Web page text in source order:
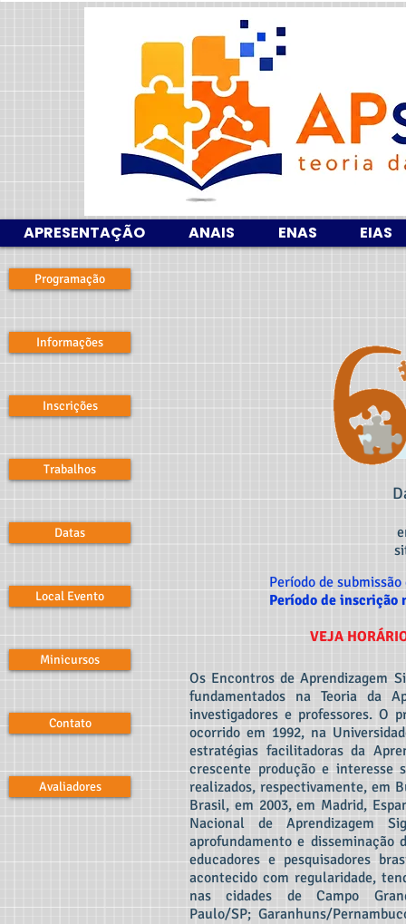
APRESENTAÇÃO ANAIS ENAS EIAS
Programação
Informações
Inscrições
Trabalhos
Datas
Local Evento
Minicursos
Contato
Avaliadores
Período de
Período de inscrição
VEJA
Os Encontros de Aprendizagem
fundamentados na Teoria da
investigadores e professores. O
ocorrido em 1992, na
estratégias facilitadoras da
crescente produção e interesse
realizados, respectivamente, em
Brasil, em 2003, em Madrid,
Nacional de Aprendizagem
aprofundamento e disseminação
educadores e pesquisadores
acontecido com regularidade,
nas cidades de Campo
Paulo/SP; Garanhuns/